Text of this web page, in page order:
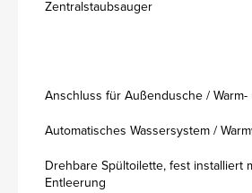
Zentralstaubsauger
Anschluss für Außendusche / Warm-
Automatisches Wassersystem /
Drehbare Spültoilette, fest installiert
Entleerung